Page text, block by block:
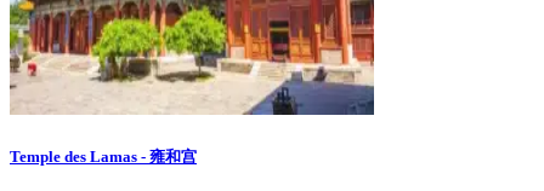
Temple des Lamas - 雍和宫